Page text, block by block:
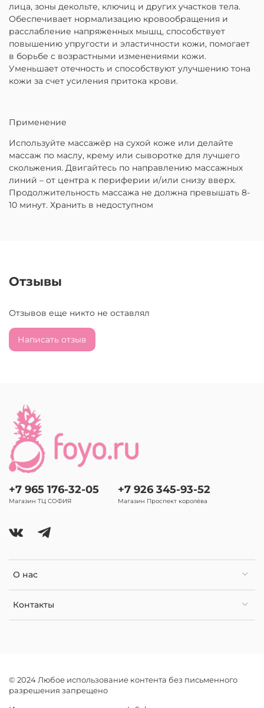
лица, зоны декольте, ключиц и других участков тела.
Обеспечивает нормализацию кровообращения и
расслабление напряженных мышц, способствует
повышению упругости и эластичности кожи, помогает
в борьбе с возрастными изменениями кожи.
Уменьшает отечность и способствуют улучшению тона
кожи за счет усиления притока крови.
Применение
Используйте массажёр на сухой коже или делайте
массаж по маслу, крему или сыворотке для лучшего
скольжения. Двигайтесь по направлению массажных
линий – от центра к периферии и/или снизу вверх.
Продолжительность массажа не должна превышать 8-
10 минут. Хранить в недоступном
Отзывы
Отзывов еще никто не оставлял
Написать отзыв
О нас
Контакты
+7 965 176-32-05
Магазин ТЦ СОФИЯ
+7 926 345-93-52
Магазин Проспект королёва
© 2024 Любое использование контента без письменного
разрешения запрещено